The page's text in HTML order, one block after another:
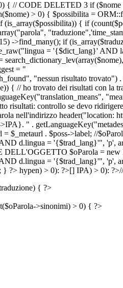
{ // CODE DELETED 3 if
> 0) { $possibilita =
{ if
->find_many(); if
= '{$dict_lang}' AND
= "
"nessun risultato trovato")
{ // ho trovato dei risultati con la
risultati: controllo se devo
nell'indirizzo
" .
$_metaurl . $poss->label; //
d.lingua = '{$trad_lang}'", 'p',
$oParola = new
d.lingua = '{$trad_lang}'", 'p',
} ?> hypen) > 0): ?>[] IPA) > 0): ?>//
{ ?>
>sinonimi) > 0) { ?>